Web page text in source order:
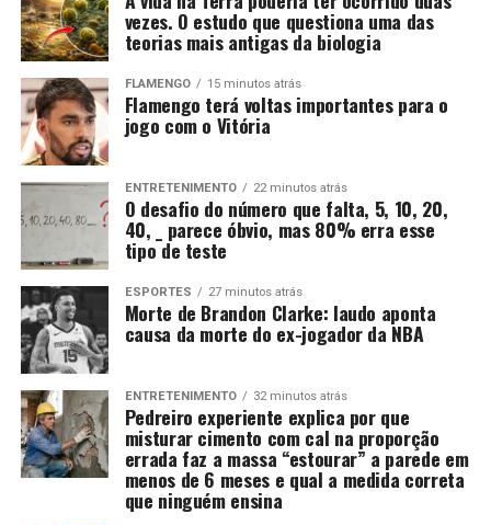
vezes. O estudo que questiona uma das
teorias mais antigas da biologia
FLAMENGO 15 minutos atrás
Flamengo terá voltas importantes para o
jogo com o Vitória
ENTRETENIMENTO 22 minutos atrás
O desafio do número que falta, 5, 10, 20,
40, _ parece óbvio, mas 80% erra esse
tipo de teste
ESPORTES 27 minutos atrás
Morte de Brandon Clarke: laudo aponta
causa da morte do ex-jogador da NBA
ENTRETENIMENTO 32 minutos atrás
Pedreiro experiente explica por que
misturar cimento com cal na proporção
errada faz a massa “estourar” a parede em
menos de 6 meses e qual a medida correta
que ninguém ensina